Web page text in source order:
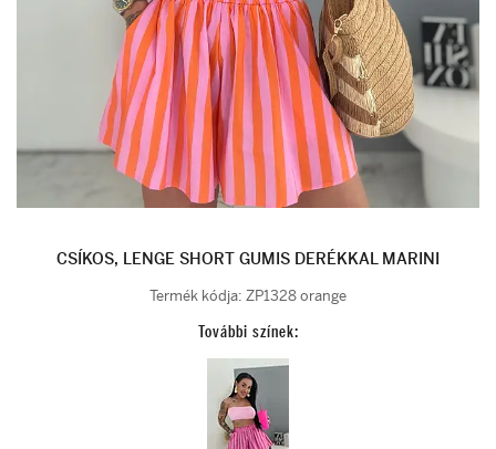
CSÍKOS, LENGE SHORT GUMIS DERÉKKAL MARINI
Termék kódja: ZP1328 orange
További színek: